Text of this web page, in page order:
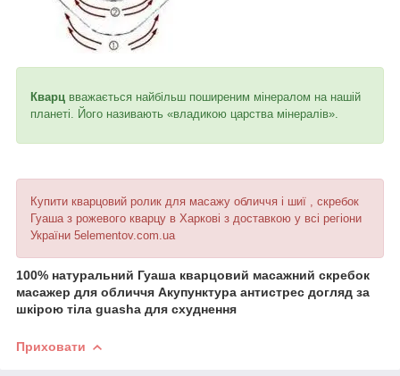
Кварц вважається найбільш поширеним мінералом на нашій
планеті. Його називають «владикою царства мінералів».
Купити кварцовий ролик для масажу обличчя і шиї , скребок
Гуаша з рожевого кварцу в Харкові з доставкою у всі регіони
України 5elementov.com.ua
100% натуральний Гуаша кварцовий масажний скребок
масажер для обличчя Акупунктура антистрес догляд за
шкірою тіла guasha для схуднення
Приховати